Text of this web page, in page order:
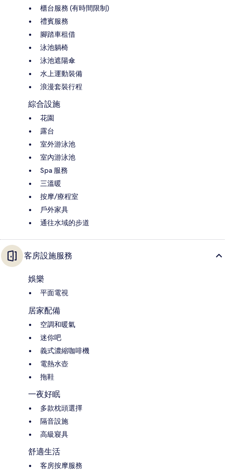
櫃台服務 (有時間限制)
禮賓服務
腳踏車租借
泳池躺椅
泳池遮陽傘
水上運動裝備
浪漫套裝行程
綜合設施
花園
露台
室外游泳池
室內游泳池
Spa 服務
三溫暖
按摩/療程室
戶外家具
通往水域的步道
客房設施服務
娛樂
平面電視
居家配備
空調和暖氣
迷你吧
義式濃縮咖啡機
電熱水壺
拖鞋
一夜好眠
多款枕頭選擇
隔音設施
高級寢具
舒適生活
客房按摩服務